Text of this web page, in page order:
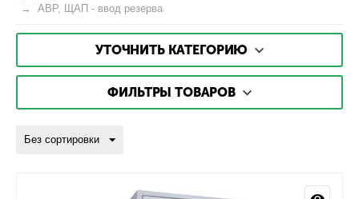
АВР, ЩАП - ввод резерва
УТОЧНИТЬ КАТЕГОРИЮ
ФИЛЬТРЫ ТОВАРОВ
Без сортировки